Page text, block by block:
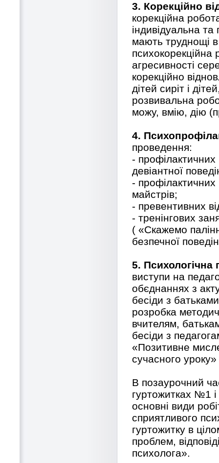
3. Корекційно
корекційна
індивідуальна
мають труднощі
психокорекційна
агресивності
корекційно
дітей сиріт і
розвивальна
можу, вмію, дію
4.
проведення:
-
девіантної
- профілактичних
майстрів;
- превентивних
- тренінгових
( «Скажемо
безпечної
5. Психологічна
виступи на
обєднаннях з
бесіди з
розробка
вчителям,
бесіди з
«Позитивне
сучасного уроку»
В позаурочний
гуртожитках №1
основні види
сприятливого
гуртожитку в
проблем,
психолога».